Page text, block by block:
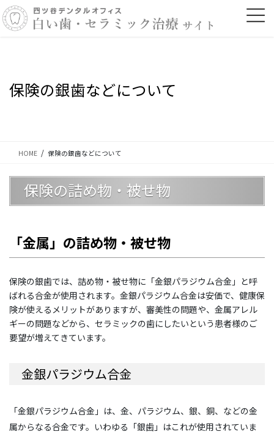
コ
ン
テ
ナ
ビ
ゲ
保険の銀歯などについて
HOME 保険の銀歯などについて
保険の詰め物・被せ物
「金属」の詰め物・被せ物
保険の銀歯では、詰め物・被せ物に「金銀パラジウム合金」と呼
ばれる合金が使用されます。金銀パラジウム合金は安価で、健康保
険が使えるメリットがありますが、審美性の問題や、金属アレル
ギーの問題などから、セラミックの歯にしたいという患者様のご
要望が増えてきています。
金銀パラジウム合金
「金銀パラジウム合金」は、金、パラジウム、銀、銅、などの金
属からなる合金です。いわゆる「銀歯」はこれが使用されていま